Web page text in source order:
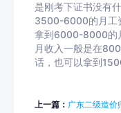
是刚考下证书没有
3500-6000的月工
拿到6000-8000的
月收入一般是在
话，也可以拿到
上一篇： 广东二级造价